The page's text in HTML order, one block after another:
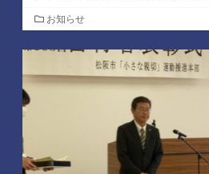
カ
テ
ゴ
ー
お知らせ